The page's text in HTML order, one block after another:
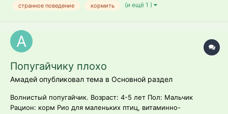
Beaphar Маузертропфен Длина светового дня попугая: 12...
странное поведение кормить (и ещё 1 )
Попугайчику плохо
Амадей опубликовал тема в Основной раздел
Волнистый попугайчик. Возраст: 4-5 лет Пол: Мальчик
Рацион: корм Рио для маленьких птиц, витаминно-